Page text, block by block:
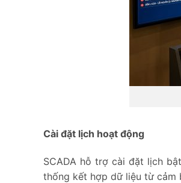
Cài đặt lịch hoạt động
SCADA hỗ trợ cài đặt lịch
thống kết hợp dữ liệu từ cảm